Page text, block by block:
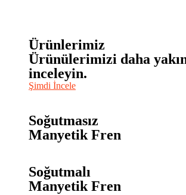
Ürünlerimiz
Ürünülerimizi daha
inceleyin.
Şimdi İncele
Soğutmasız
Manyetik Fren
Soğutmalı
Manyetik Fren